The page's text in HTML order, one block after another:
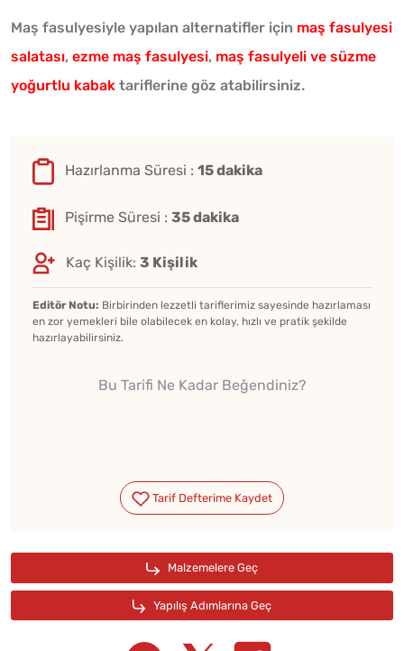
Maş fasulyesiyle yapılan alternatifler için maş fasulyesi
salatası, ezme maş fasulyesi, maş fasulyeli ve süzme
yoğurtlu kabak tariflerine göz atabilirsiniz.
Hazırlanma Süresi : 15 dakika
Pişirme Süresi : 35 dakika
Kaç Kişilik: 3 Kişilik
Editör Notu: Birbirinden lezzetli tariflerimiz sayesinde hazırlaması
en zor yemekleri bile olabilecek en kolay, hızlı ve pratik şekilde
hazırlayabilirsiniz.
Bu Tarifi Ne Kadar Beğendiniz?